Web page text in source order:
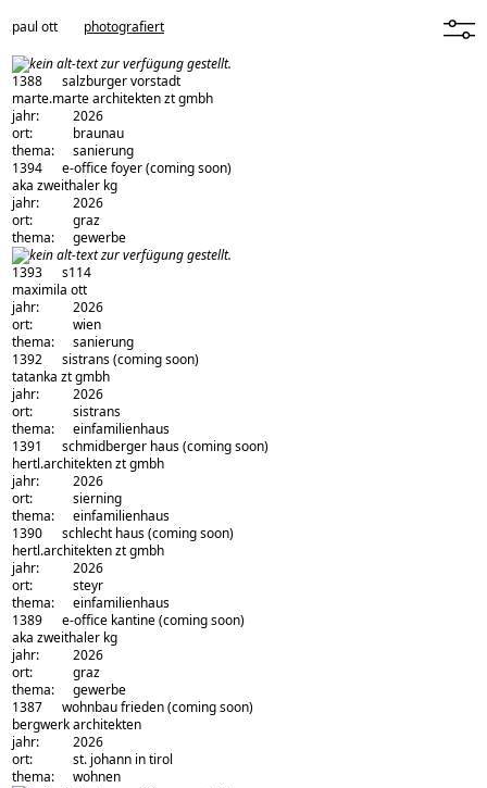
paul ott photografiert
1388
salzburger vorstadt
architekturbüro:
marte.marte architekten zt gmbh
jahr:
2026
ort:
braunau
thema:
sanierung
1394
e-office foyer(coming soon)
architekturbüro:
aka zweithaler kg
jahr:
2026
ort:
graz
thema:
gewerbe
1393
s114
architekturbüro:
maximila ott
jahr:
2026
ort:
wien
thema:
sanierung
1392
sistrans(coming soon)
architekturbüro:
tatanka zt gmbh
jahr:
2026
ort:
sistrans
thema:
einfamilienhaus
1391
schmidberger haus(coming soon)
architekturbüro:
hertl.architekten zt gmbh
jahr:
2026
ort:
sierning
thema:
einfamilienhaus
1390
schlecht haus(coming soon)
architekturbüro:
hertl.architekten zt gmbh
jahr:
2026
ort:
steyr
thema:
einfamilienhaus
1389
e-office kantine(coming soon)
architekturbüro:
aka zweithaler kg
jahr:
2026
ort:
graz
thema:
gewerbe
1387
wohnbau frieden(coming soon)
architekturbüro:
bergwerk architekten
jahr:
2026
ort:
st. johann in tirol
thema:
wohnen